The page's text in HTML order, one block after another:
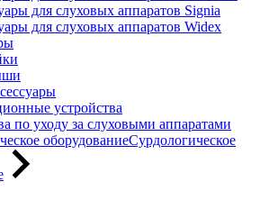
для слуховых аппаратов Signia
для слуховых аппаратов Widex
устройства
по уходу за слуховыми аппаратами
Сурдологическое